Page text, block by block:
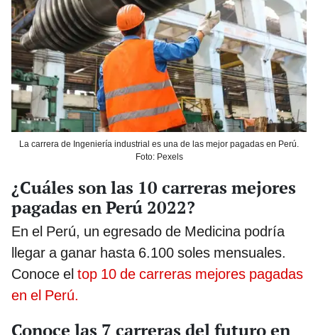
La carrera de Ingeniería industrial es una de las mejor pagadas en Perú.
Foto: Pexels
¿Cuáles son las 10 carreras mejores
pagadas en Perú 2022?
En el Perú, un egresado de Medicina podría
llegar a ganar hasta 6.100 soles mensuales.
Conoce el top 10 de carreras mejores pagadas
en el Perú.
Conoce las 7 carreras del futuro en